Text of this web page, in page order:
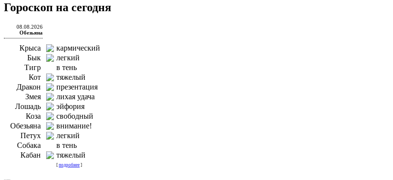
Гороскоп на сегодня
08.08.2026
Обезьяна
Крыса
кармический
Бык
легкий
Тигр
в тень
Кот
тяжелый
Дракон
презентация
Змея
лихая удача
Лошадь
эйфория
Коза
свободный
Обезьяна
внимание!
Петух
легкий
Собака
в тень
Кабан
тяжелый
[ подробнее ]